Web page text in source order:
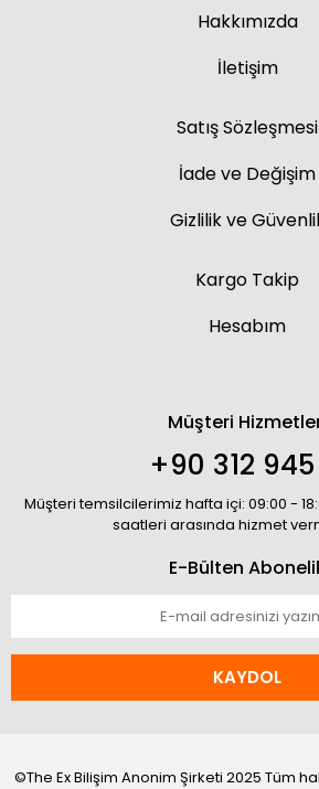
Hakkımızda
İletişim
Satış Sözleşmesi
İade ve Değişim
Gizlilik ve
Kargo Takip
Hesabım
Müşteri
+90 312 945
Müşteri temsilcilerimiz hafta içi: 09:00 -
saatleri arasında hizmet
E-Bülten
KAYDOL
©The Ex Bilişim Anonim Şirketi 2025 Tüm